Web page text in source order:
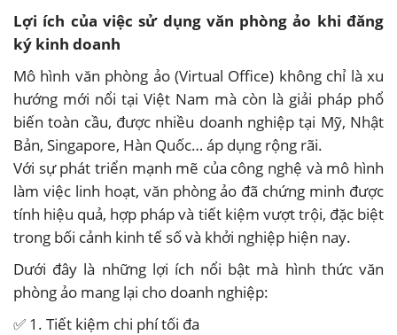
Lợi ích của việc sử dụng văn phòng ảo khi đăng
ký kinh doanh
Mô hình văn phòng ảo (Virtual Office) không chỉ là xu
hướng mới nổi tại Việt Nam mà còn là giải pháp phổ
biến toàn cầu, được nhiều doanh nghiệp tại Mỹ, Nhật
Bản, Singapore, Hàn Quốc… áp dụng rộng rãi.
Với sự phát triển mạnh mẽ của công nghệ và mô hình
làm việc linh hoạt, văn phòng ảo đã chứng minh được
tính hiệu quả, hợp pháp và tiết kiệm vượt trội, đặc biệt
trong bối cảnh kinh tế số và khởi nghiệp hiện nay.
Dưới đây là những lợi ích nổi bật mà hình thức văn
phòng ảo mang lại cho doanh nghiệp:
✅ 1. Tiết kiệm chi phí tối đa